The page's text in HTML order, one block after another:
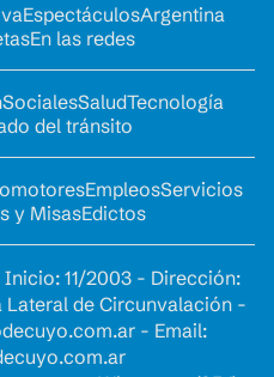
EspectáculosArgentina
En las redes
SocialesSaludTecnología
del tránsito
EmpleosServicios
y MisasEdictos
11/2003 - Dirección:
Lateral de Circunvalación -
- Email: